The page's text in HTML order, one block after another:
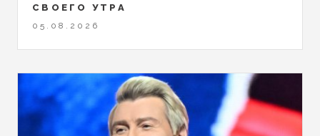
СВОЕГО УТРА
05.08.2026